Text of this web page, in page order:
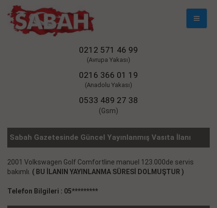
Mobil
0212 571 46 99
(Avrupa Yakası)
0216 366 01 19
(Anadolu Yakası)
0533 489 27 38
(Gsm)
Sabah Gazetesinde Güncel Yayınlanmış Vasıta İlanı
2001 Volkswagen Golf Comfortline manuel 123.000de servis
bakımlı. ( BU İLANIN YAYINLANMA SÜRESİ DOLMUŞTUR )
Telefon Bilgileri : 05*********